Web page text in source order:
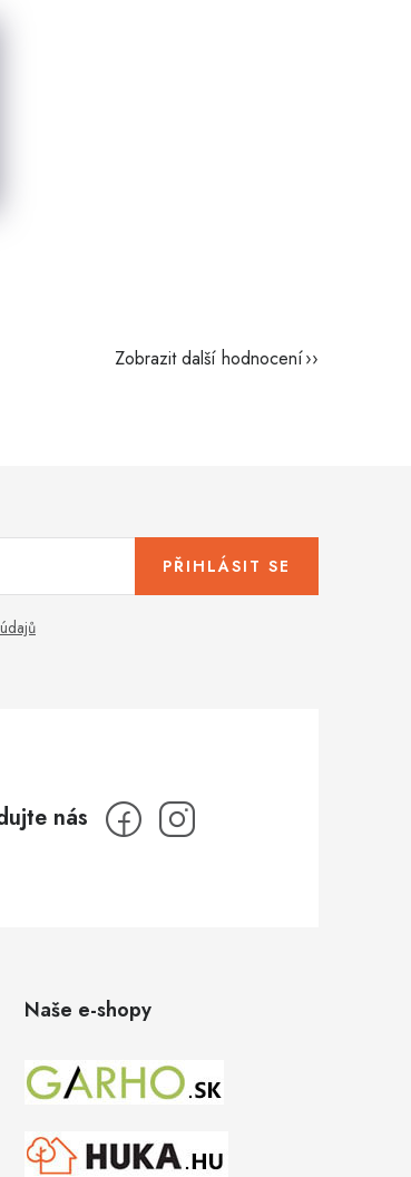
Zobrazit další hodnocení
PŘIHLÁSIT SE
Naše e-shopy